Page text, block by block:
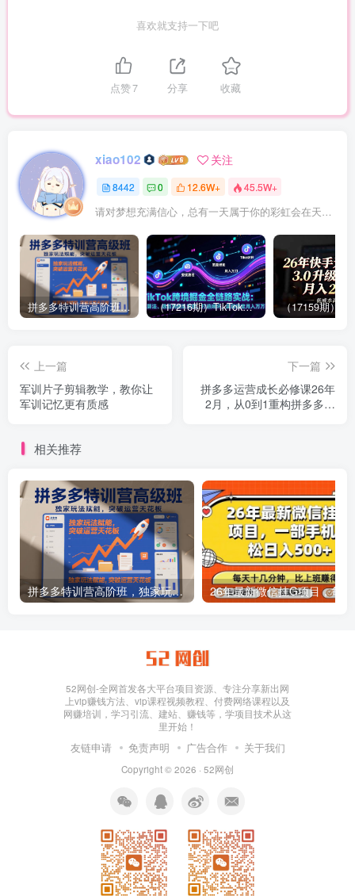
喜欢就支持一下吧
点赞7 分享 收藏
xiao102 关注
8442 0 12.6W+ 45.5W+
请对梦想充满信心，总有一天属于你的彩虹会在天空微笑
拼多多特训营高阶班，独家玩法赋能，突破运营天花板（更新26年1月） （17216期）TikTok跨境掘金全链路实战：从算法、选品到团队管理，打通闭环，实现稳定月入万刀
上一篇
军训片子剪辑教学，教你让
军训记忆更有质感
下一篇
拼多多运营成长必修课26年
2月，从0到1重构拼多多，
相关推荐
拼多多特训营高阶班，独家玩法赋能，突破运营天花板（更新26年1月）
52网创-全网首发各大平台项目资源、专注分享新出网
上vip赚钱方法、vip课程视频教程、付费网络课程以及
网赚培训，学习引流、建站、赚钱等，学项目技术从这
里开始！
友链申请 免责声明 广告合作 关于我们
Copyright © 2026 · 52网创